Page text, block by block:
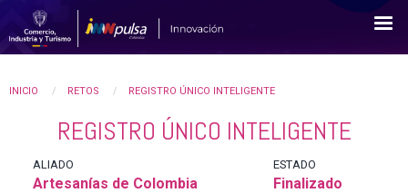
Pasar
al
contenido
YOU
HERE
INICIO RETOS REGISTRO ÚNICO INTELIGENTE
REGISTRO ÚNICO INTELIGENTE
ALIADO
Artesanías de Colombia
ESTADO
Finalizado